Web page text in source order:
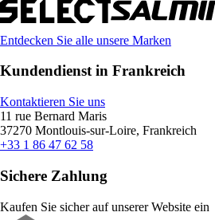
Entdecken Sie alle unsere Marken
Kundendienst in Frankreich
Kontaktieren Sie uns
11 rue Bernard Maris
37270 Montlouis-sur-Loire, Frankreich
+33 1 86 47 62 58
Sichere Zahlung
Kaufen Sie sicher auf unserer Website ein